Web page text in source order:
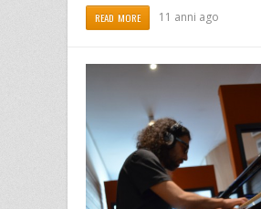
READ MORE 11 anni ago